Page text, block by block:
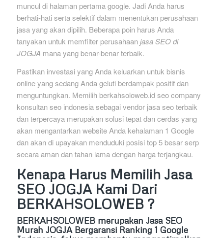
muncul di halaman pertama google. Jadi Anda harus
berhati-hati serta selektif dalam menentukan perusahaan
jasa yang akan dipilih. Beberapa poin harus Anda
tanyakan untuk memfilter perusahaanjasa SEO di
JOGJA mana yang benar-benar terbaik.
Pastikan investasi yang Anda keluarkan untuk bisnis
online yang sedang Anda geluti berdampak positif dan
menguntungkan. Memilih berkahsoloweb.id seo company
konsultan seo indonesia sebagai vendor jasa seo terbaik
dan terpercaya merupakan solusi tepat dan cerdas yang
akan mengantarkan website Anda kehalaman 1 Google
dan akan di upayakan menduduki posisi top 5 besar serp
secara aman dan tahan lama dengan harga terjangkau.
Kenapa Harus Memilih Jasa
SEO JOGJA Kami Dari
BERKAHSOLOWEB ?
BERKAHSOLOWEBmerupakan Jasa SEO
Murah JOGJA Bergaransi Ranking 1 Google